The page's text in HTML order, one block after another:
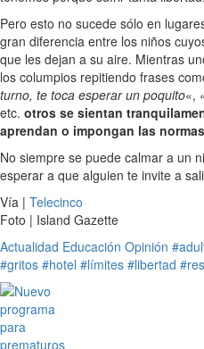
Pero esto no sucede sólo en
gran diferencia entre los niños
que les dejan a su aire. Mientras
los columpios repitiendo frases
turno, te toca esperar un poquito«,
etc. otros se sientan
aprendan o impongan las
No siempre se puede calmar a un
esperar a que alguien te invite a
Vía | Telecinco
Foto | Island Gazette
Actualidad Educación Opinión
#gritos #hotel #límites #libertad